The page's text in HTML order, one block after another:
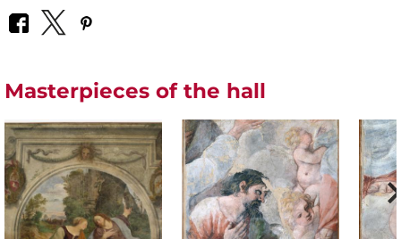
Masterpieces of the hall